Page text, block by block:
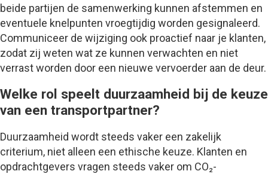
beide partijen de samenwerking kunnen afstemmen en
eventuele knelpunten vroegtijdig worden gesignaleerd.
Communiceer de wijziging ook proactief naar je klanten,
zodat zij weten wat ze kunnen verwachten en niet
verrast worden door een nieuwe vervoerder aan de deur.
Welke rol speelt duurzaamheid bij de keuze
van een transportpartner?
Duurzaamheid wordt steeds vaker een zakelijk
criterium, niet alleen een ethische keuze. Klanten en
opdrachtgevers vragen steeds vaker om CO₂-